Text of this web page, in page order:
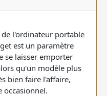
l'ordinateur portable
est un paramètre
se laisser emporter
qu'un modèle plus
bien faire l'affaire,
occasionnel.